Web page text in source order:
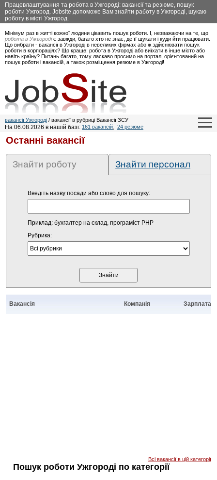
Працевлаштування та робота в Ужгороді: вакансії та резюме, пошук
роботи Ужгород. Jobsite допоможе Вам знайти работу в Ужгороді, шукаю
роботу в місті Ужгород.
Мінімум раз в житті кожної людини цікавить пошук роботи. І, незважаючи на те, що
робота в Ужгородіє завжди, багато хто не знає, де її шукати і куди йти працювати.
Що вибрати - вакансії в Ужгороді в невеликих фірмах або ж здійснювати пошук
роботи в корпораціях? Що краще: робота в Ужгороді або виїхати в інше місто або
навіть країну? Питань багато, тому ласкаво просимо на портал, орієнтований на
пошук роботи і вакансій, а також розміщення резюме в Ужгороді!
вакансії Ужгороді / вакансії в рубриці Вакансії ЗСУ
На 06.08.2026 в нашій базі: 161 вакансій, 24 резюме
Останні вакансії
Знайти роботу Знайти персонал
Введіть назву посади або слово для пошуку:
Приклад: бухгалтер на склад, програміст PHP
Рубрика:
Вакансія Компанія Зарплата
Всі вакансії в цій категорії
Пошук роботи Ужгороді по категорії